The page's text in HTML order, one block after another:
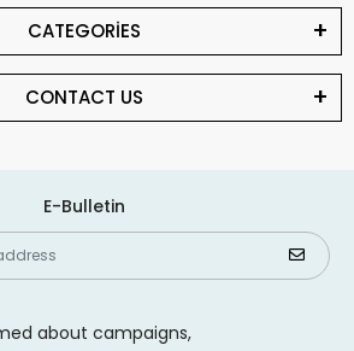
CATEGORİES
CONTACT US
E-Bulletin
about campaigns,